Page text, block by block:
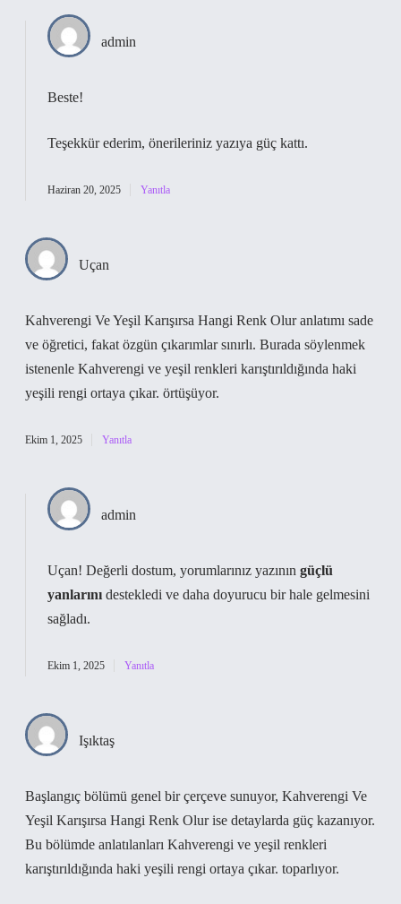
admin
Beste!
Teşekkür ederim, önerileriniz yazıya güç kattı.
Haziran 20, 2025 Yanıtla
Uçan
Kahverengi Ve Yeşil Karışırsa Hangi Renk Olur anlatımı sade
ve öğretici, fakat özgün çıkarımlar sınırlı. Burada söylenmek
istenenle Kahverengi ve yeşil renkleri karıştırıldığında haki
yeşili rengi ortaya çıkar. örtüşüyor.
Ekim 1, 2025 Yanıtla
admin
Uçan! Değerli dostum, yorumlarınız yazının güçlü
yanlarını destekledi ve daha doyurucu bir hale gelmesini
sağladı.
Ekim 1, 2025 Yanıtla
Işıktaş
Başlangıç bölümü genel bir çerçeve sunuyor, Kahverengi Ve
Yeşil Karışırsa Hangi Renk Olur ise detaylarda güç kazanıyor.
Bu bölümde anlatılanları Kahverengi ve yeşil renkleri
karıştırıldığında haki yeşili rengi ortaya çıkar. toparlıyor.